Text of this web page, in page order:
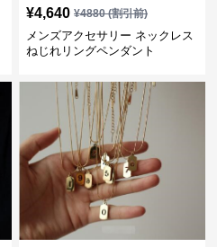
¥4,640 ¥4880(割引前)
メンズアクセサリー ネックレス
ねじれリングペンダント